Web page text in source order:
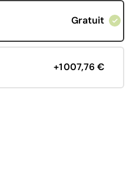
Gratuit
+1 007,76 €